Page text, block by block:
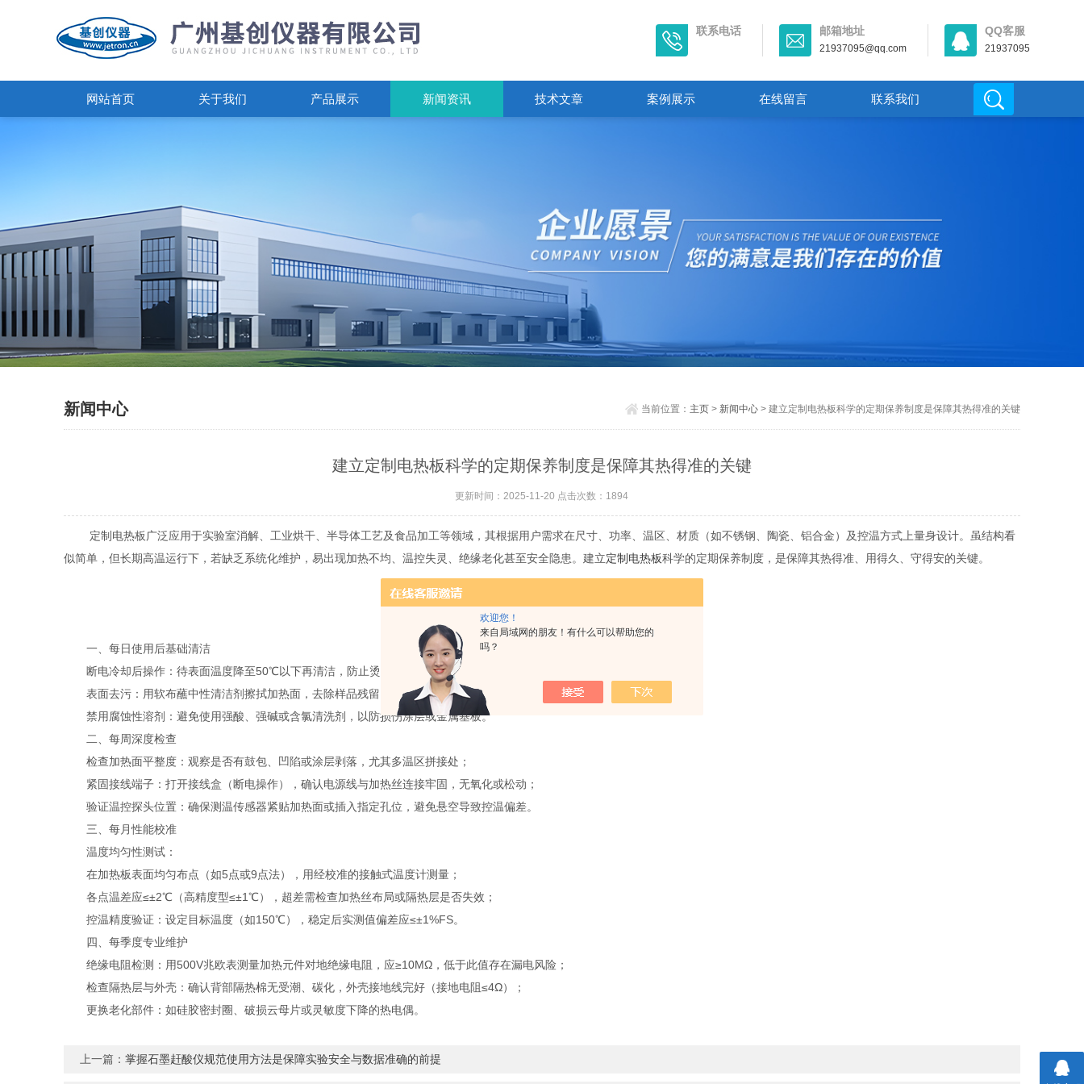
欢迎您！
来自局域网的朋友！有什么可以帮助您的
吗？
联系电话 邮箱地址
21937095@qq.com
QQ客服
21937095
网站首页 关于我们 产品展示 新闻资讯 技术文章 案例展示 在线留言 联系我们
新闻中心 当前位置： 主页> 新闻中心> 建立定制电热板科学的定期保养制度是保障其热得准的关键
建立定制电热板科学的定期保养制度是保障其热得准的关键
更新时间：2025-11-20 点击次数：1894
定制电热板广泛应用于实验室消解、工业烘干、半导体工艺及食品加工等领域，其根据用户需求在尺寸、功率、温区、材质（如不锈钢、陶瓷、铝合金）及控温方式上量身设计。虽结构看
似简单，但长期高温运行下，若缺乏系统化维护，易出现加热不均、温控失灵、绝缘老化甚至安全隐患。建立定制电热板科学的定期保养制度，是保障其热得准、用得久、守得安的关键。
一、每日使用后基础清洁
断电冷却后操作：待表面温度降至50℃以下再清洁，防止烫伤或热冲击开裂；
表面去污：用软布蘸中性清洁剂擦拭加热面，去除样品残留、油渍或化学结晶；
禁用腐蚀性溶剂：避免使用强酸、强碱或含氯清洗剂，以防损伤涂层或金属基板。
二、每周深度检查
检查加热面平整度：观察是否有鼓包、凹陷或涂层剥落，尤其多温区拼接处；
紧固接线端子：打开接线盒（断电操作），确认电源线与加热丝连接牢固，无氧化或松动；
验证温控探头位置：确保测温传感器紧贴加热面或插入指定孔位，避免悬空导致控温偏差。
三、每月性能校准
温度均匀性测试：
在加热板表面均匀布点（如5点或9点法），用经校准的接触式温度计测量；
各点温差应≤±2℃（高精度型≤±1℃），超差需检查加热丝布局或隔热层是否失效；
控温精度验证：设定目标温度（如150℃），稳定后实测值偏差应≤±1%FS。
四、每季度专业维护
绝缘电阻检测：用500V兆欧表测量加热元件对地绝缘电阻，应≥10MΩ，低于此值存在漏电风险；
检查隔热层与外壳：确认背部隔热棉无受潮、碳化，外壳接地线完好（接地电阻≤4Ω）；
更换老化部件：如硅胶密封圈、破损云母片或灵敏度下降的热电偶。
上一篇：掌握石墨赶酸仪规范使用方法是保障实验安全与数据准确的前提